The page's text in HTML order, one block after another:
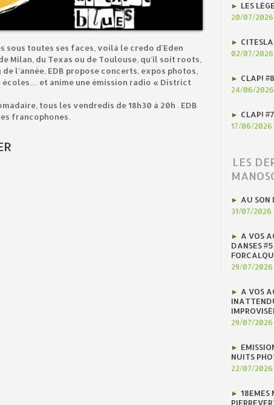
sous toutes ses faces, voilà le credo d’Eden
Milan, du Texas ou de Toulouse, qu’il soit roots,
l’année, EDB propose concerts, expos photos,
et anime une émission radio « District
tous les vendredis de 18h30 à 20h . EDB
francophones.
LES
20/07/2026
02/07/2026
CLAP!
24/06/2026
CLAP!
17/06/2026
LES
AU SON
31/07/2026
A VOS
DANSES
29/07/2026
A VOS
29/07/2026
NUITS
22/07/2026
18EMES